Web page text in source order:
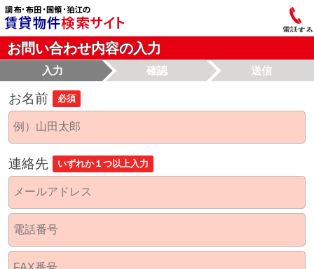
電話する
お問い合わせ内容の入力
入力 確認 送信
お名前 必須
連絡先 いずれか１つ以上入力